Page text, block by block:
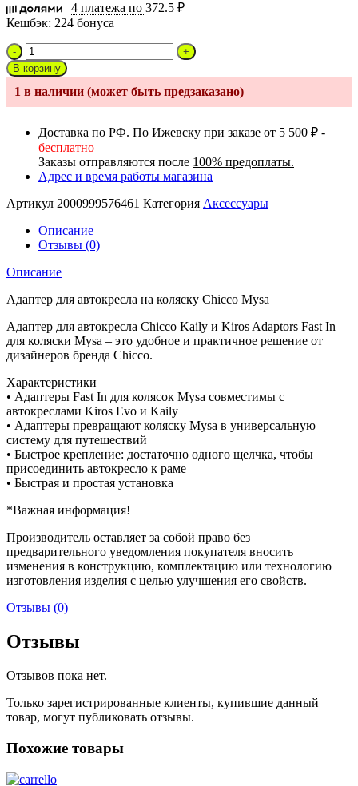
4 платежа по 372.5 ₽
Кешбэк: 224 бонуса
Количество
товара
Адаптер
для
автокресла
коляску
Chicco
Mysa,
Black
В корзину
1 в наличии (может быть предзаказано)
Доставка по РФ. По Ижевску при заказе от 5 500 ₽ -
бесплатно
Заказы отправляются после 100% предоплаты.
Адрес и время работы магазина
Артикул 2000999576461 Категория Аксессуары
Описание
Отзывы (0)
Описание
Адаптер для автокресла на коляску Chicco Mysa
Адаптер для автокресла Chicco Kaily и Kiros Adaptors Fast In
для коляски Mysa – это удобное и практичное решение от
дизайнеров бренда Chicco.
Характеристики
• Адаптеры Fast In для колясок Mysa совместимы с
автокреслами Kiros Evo и Kaily
• Адаптеры превращают коляску Mysa в универсальную
систему для путешествий
• Быстрое крепление: достаточно одного щелчка, чтобы
присоединить автокресло к раме
• Быстрая и простая установка
*Важная информация!
Производитель оставляет за собой право без
предварительного уведомления покупателя вносить
изменения в конструкцию, комплектацию или технологию
изготовления изделия с целью улучшения его свойств.
Отзывы (0)
Отзывы
Отзывов пока нет.
Только зарегистрированные клиенты, купившие данный
товар, могут публиковать отзывы.
Похожие товары